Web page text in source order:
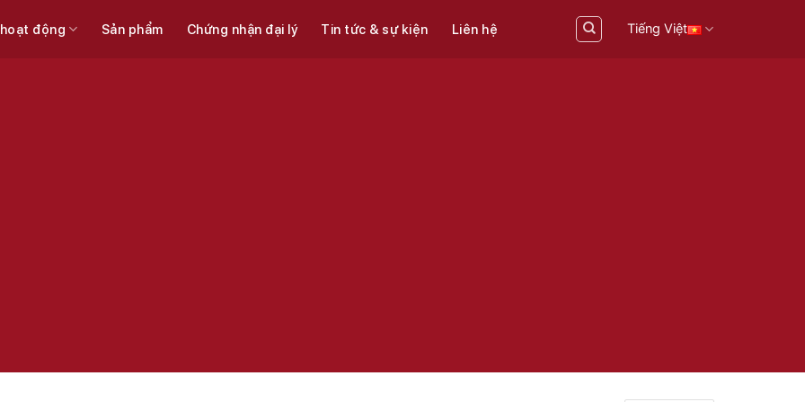
động Sản phẩm Chứng nhận đại lý Tin tức & sự kiện Liên hệ Tiếng Việt